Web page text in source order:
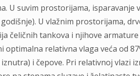
U suvim prostorijama, isparavanje
U vlažnim prostorijama,
čeličnih tankova i njihove
relativna vlaga veća od
i čepove. Pri relativnoj vlazi